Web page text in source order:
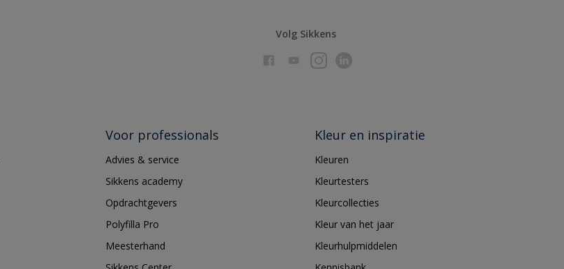
Volg Sikkens
Voor professionals
Advies & service
Sikkens academy
Opdrachtgevers
Polyfilla Pro
Meesterhand
Kleur en inspiratie
Kleuren
Kleurtesters
Kleurcollecties
Kleur van het jaar
Kleurhulpmiddelen